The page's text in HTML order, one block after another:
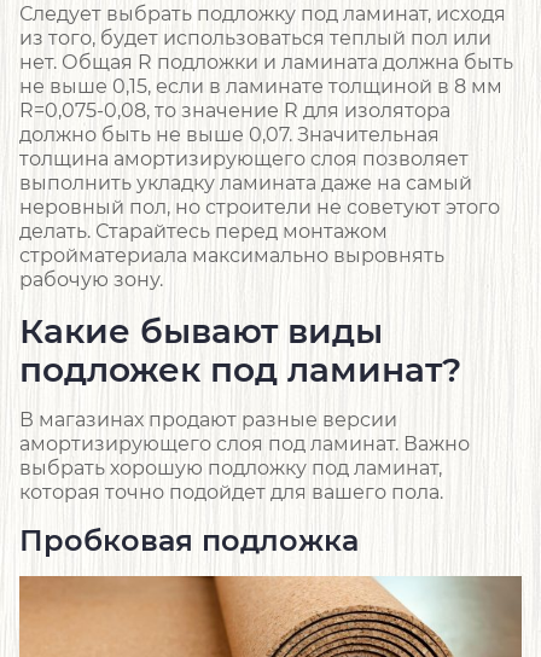
Следует выбрать подложку под ламинат, исходя
из того, будет использоваться теплый пол или
нет. Общая R подложки и ламината должна быть
не выше 0,15, если в ламинате толщиной в 8 мм
R=0,075-0,08, то значение R для изолятора
должно быть не выше 0,07. Значительная
толщина амортизирующего слоя позволяет
выполнить укладку ламината даже на самый
неровный пол, но строители не советуют этого
делать. Старайтесь перед монтажом
стройматериала максимально выровнять
рабочую зону.
Какие бывают виды
подложек под ламинат?
В магазинах продают разные версии
амортизирующего слоя под ламинат. Важно
выбрать хорошую подложку под ламинат,
которая точно подойдет для вашего пола.
Пробковая подложка